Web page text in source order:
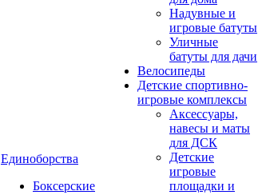
Единоборства
Боксерские
Надувные и
игровые батуты
Уличные
батуты для дачи
Велосипеды
Детские спортивно-
игровые комплексы
Аксессуары,
навесы и маты
для ДСК
Детские
игровые
площадки и